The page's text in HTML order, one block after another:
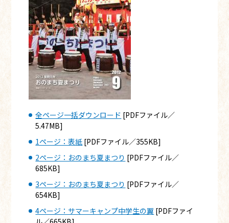
全ページ一括ダウンロード [PDFファイル／
5.47MB]
1ページ：表紙 [PDFファイル／355KB]
2ページ：おのまち夏まつり [PDFファイル／
685KB]
3ページ：おのまち夏まつり [PDFファイル／
654KB]
4ページ：サマーキャンプ中学生の翼 [PDFファイ